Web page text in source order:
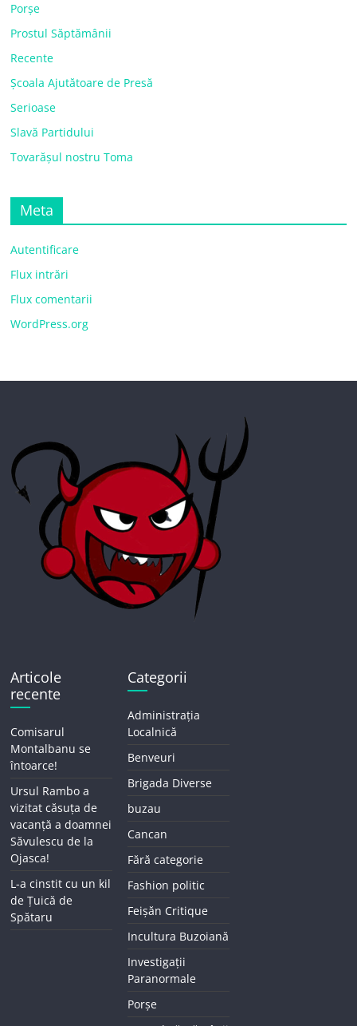
Porșe
Prostul Săptămânii
Recente
Școala Ajutătoare de Presă
Serioase
Slavă Partidului
Tovarășul nostru Toma
Meta
Autentificare
Flux intrări
Flux comentarii
WordPress.org
Articole
recente
Comisarul
Montalbanu se
întoarce!
Ursul Rambo a
vizitat căsuța de
vacanță a doamnei
Săvulescu de la
Ojasca!
L-a cinstit cu un kil
de Țuică de
Spătaru
Categorii
Administrația
Localnică
Benveuri
Brigada Diverse
buzau
Cancan
Fără categorie
Fashion politic
Feișăn Critique
Incultura Buzoiană
Investigații
Paranormale
Porșe